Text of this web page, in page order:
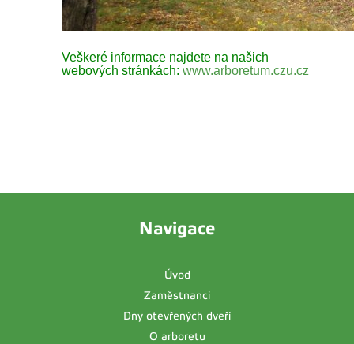
Veškeré informace najdete na našich
webových stránkách: www.arboretum.czu.cz
Navigace
Úvod
Zaměstnanci
Dny otevřených dveří
O arboretu